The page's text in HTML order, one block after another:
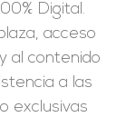
Digital.
acceso
al contenido
a las
exclusivas